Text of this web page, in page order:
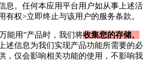
息。任何本应用平台用户如从事上述活
有权>立即终止与该用户的服务条款。
能用”产品时，我们将收集您的存储、
述信息为我们实现产品功能所需要的必
，仅会影响相关功能的使用，不影响我